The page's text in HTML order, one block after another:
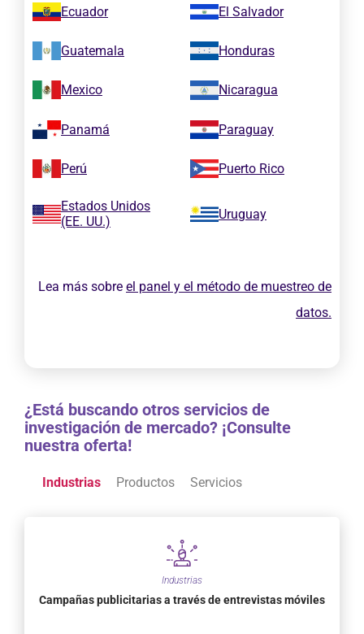
Ecuador El Salvador
Guatemala Honduras
Mexico Nicaragua
Panamá Paraguay
Perú Puerto Rico
Estados Unidos
(EE. UU.)
Uruguay
Lea más sobre el panel y el método de muestreo de
datos.
¿Está buscando otros servicios de
investigación de mercado? ¡Consulte
nuestra oferta!
Industrias Productos Servicios
Industrias
Campañas publicitarias a través de entrevistas móviles